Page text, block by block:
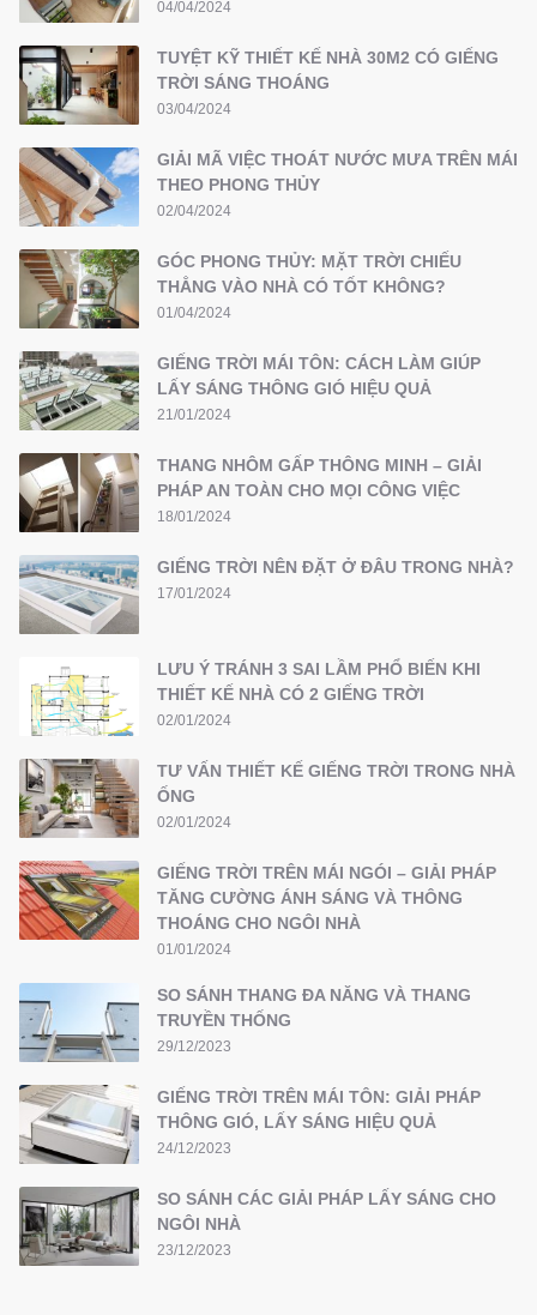
04/04/2024
TUYỆT KỸ THIẾT KẾ NHÀ 30M2 CÓ GIẾNG
TRỜI SÁNG THOÁNG
03/04/2024
GIẢI MÃ VIỆC THOÁT NƯỚC MƯA TRÊN MÁI
THEO PHONG THỦY
02/04/2024
GÓC PHONG THỦY: MẶT TRỜI CHIẾU
THẲNG VÀO NHÀ CÓ TỐT KHÔNG?
01/04/2024
GIẾNG TRỜI MÁI TÔN: CÁCH LÀM GIÚP
LẤY SÁNG THÔNG GIÓ HIỆU QUẢ
21/01/2024
THANG NHÔM GẤP THÔNG MINH – GIẢI
PHÁP AN TOÀN CHO MỌI CÔNG VIỆC
18/01/2024
GIẾNG TRỜI NÊN ĐẶT Ở ĐÂU TRONG NHÀ?
17/01/2024
LƯU Ý TRÁNH 3 SAI LẦM PHỔ BIẾN KHI
THIẾT KẾ NHÀ CÓ 2 GIẾNG TRỜI
02/01/2024
TƯ VẤN THIẾT KẾ GIẾNG TRỜI TRONG NHÀ
ỐNG
02/01/2024
GIẾNG TRỜI TRÊN MÁI NGÓI – GIẢI PHÁP
TĂNG CƯỜNG ÁNH SÁNG VÀ THÔNG
THOÁNG CHO NGÔI NHÀ
01/01/2024
SO SÁNH THANG ĐA NĂNG VÀ THANG
TRUYỀN THỐNG
29/12/2023
GIẾNG TRỜI TRÊN MÁI TÔN: GIẢI PHÁP
THÔNG GIÓ, LẤY SÁNG HIỆU QUẢ
24/12/2023
SO SÁNH CÁC GIẢI PHÁP LẤY SÁNG CHO
NGÔI NHÀ
23/12/2023